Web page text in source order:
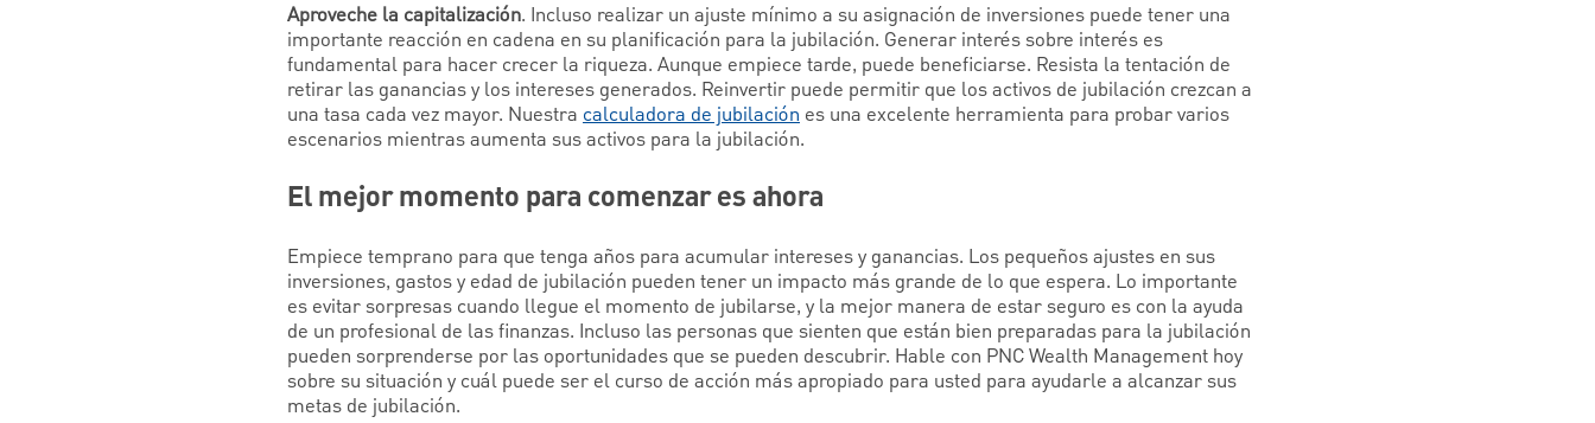
Aproveche la capitalización. Incluso realizar un ajuste mínimo a su asignación de inversiones puede tener una
importante reacción en cadena en su planificación para la jubilación. Generar interés sobre interés es
fundamental para hacer crecer la riqueza. Aunque empiece tarde, puede beneficiarse. Resista la tentación de
retirar las ganancias y los intereses generados. Reinvertir puede permitir que los activos de jubilación crezcan a
una tasa cada vez mayor. Nuestra calculadora de jubilación es una excelente herramienta para probar varios
escenarios mientras aumenta sus activos para la jubilación.
El mejor momento para comenzar es ahora
Empiece temprano para que tenga años para acumular intereses y ganancias. Los pequeños ajustes en sus
inversiones, gastos y edad de jubilación pueden tener un impacto más grande de lo que espera. Lo importante
es evitar sorpresas cuando llegue el momento de jubilarse, y la mejor manera de estar seguro es con la ayuda
de un profesional de las finanzas. Incluso las personas que sienten que están bien preparadas para la jubilación
pueden sorprenderse por las oportunidades que se pueden descubrir. Hable con PNC Wealth Management hoy
sobre su situación y cuál puede ser el curso de acción más apropiado para usted para ayudarle a alcanzar sus
metas de jubilación.